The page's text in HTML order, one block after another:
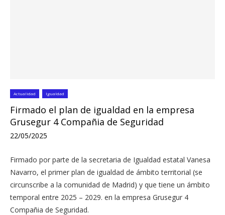
Actualidad Igualdad
Firmado el plan de igualdad en la empresa
Grusegur 4 Compañia de Seguridad
22/05/2025
Firmado por parte de la secretaria de Igualdad estatal Vanesa
Navarro, el primer plan de igualdad de ámbito territorial (se
circunscribe a la comunidad de Madrid) y que tiene un ámbito
temporal entre 2025 – 2029. en la empresa Grusegur 4
Compañia de Seguridad.